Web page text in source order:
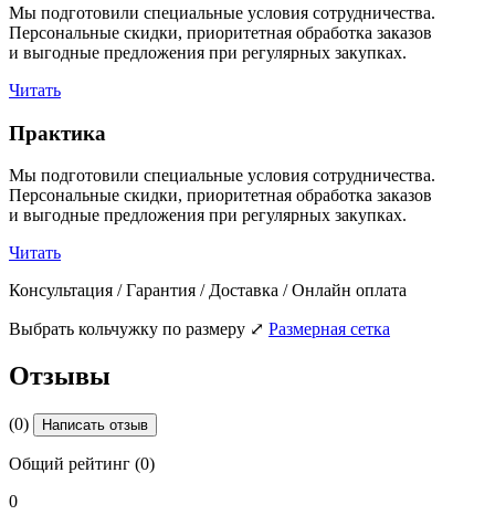
Мы подготовили специальные условия сотрудничества.
Персональные скидки, приоритетная обработка заказов
и выгодные предложения при регулярных закупках.
Читать
Практика
Мы подготовили специальные условия сотрудничества.
Персональные скидки, приоритетная обработка заказов
и выгодные предложения при регулярных закупках.
Читать
Консультация / Гарантия / Доставка / Онлайн оплата
Выбрать кольчужку по размеру ⤢ Размерная сетка
Отзывы
(0) Написать отзыв
Общий рейтинг (0)
0